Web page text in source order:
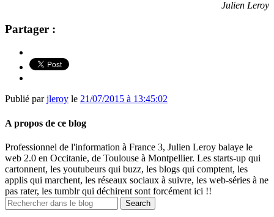
Julien Leroy
Partager :
Publié parjleroy le 21/07/2015 à 13:45:02
A propos de ce blog
Professionnel de l'information à France 3, Julien Leroy balaye le
web 2.0 en Occitanie, de Toulouse à Montpellier. Les starts-up qui
cartonnent, les youtubeurs qui buzz, les blogs qui comptent, les
applis qui marchent, les réseaux sociaux à suivre, les web-séries à ne
pas rater, les tumblr qui déchirent sont forcément ici !!